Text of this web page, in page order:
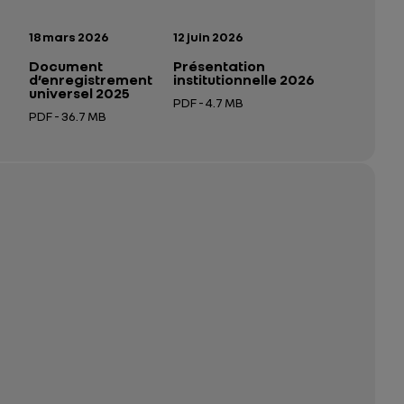
nouvel onglet
Date de publication:
18 mars 2026
Document
d’enregistrement
universel 2025
PDF - 36.7 MB
Date de publication:
12 juin 2026
Présentation
institutionnelle 2026
PDF - 4.7 MB